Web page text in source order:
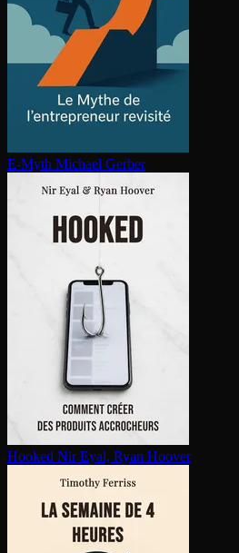
E-Myth Michael Gerber
Hooked Nir Eyal, Ryan Hoover